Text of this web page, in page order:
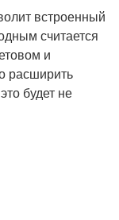
встроенный
считается
и
расширить
будет не